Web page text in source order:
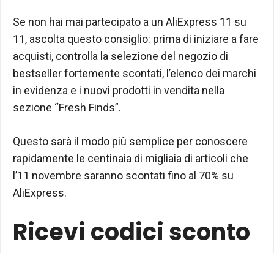
Se non hai mai partecipato a un AliExpress 11 su
11, ascolta questo consiglio: prima di iniziare a fare
acquisti, controlla la selezione del negozio di
bestseller fortemente scontati, l’elenco dei marchi
in evidenza e i nuovi prodotti in vendita nella
sezione “Fresh Finds”.
Questo sarà il modo più semplice per conoscere
rapidamente le centinaia di migliaia di articoli che
l’11 novembre saranno scontati fino al 70% su
AliExpress.
Ricevi codici sconto